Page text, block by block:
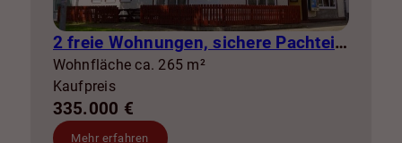
2 freie Wohnungen, sichere Pachteinnahmen & eigene Stromerzeugung
Wohnfläche ca. 265 m²
Kaufpreis
335.000 €
Mehr erfahren